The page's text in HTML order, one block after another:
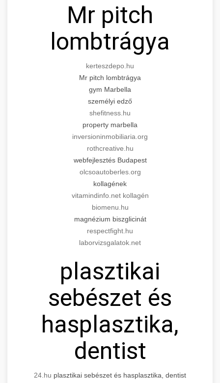
Mr pitch
lombtrágya
kerteszdepo.hu
Mr pitch lombtrágya
gym Marbella
személyi edző
shefitness.hu
property marbella
inversioninmobiliaria.org
rothcreative.hu
webfejlesztés Budapest
olcsoautoberles.org
kollagének
vitamindinfo.net kollagén
biomenu.hu
magnézium biszglicinát
respectfight.hu
laborvizsgalatok.net
plasztikai
sebészet és
hasplasztika,
dentist
24.hu plasztikai sebészet és hasplasztika, dentist